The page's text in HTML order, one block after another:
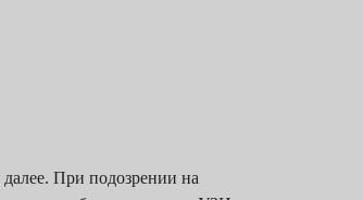
При подозрении на